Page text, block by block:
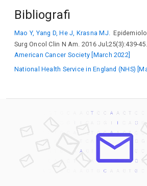
Bibliografi
Mao Y, Yang D, He J, Krasna MJ.
Surg Oncol Clin N Am. 2016 Jul;25(3):439-45.
American Cancer Society [March 2022]
National Health Service in England (NHS)